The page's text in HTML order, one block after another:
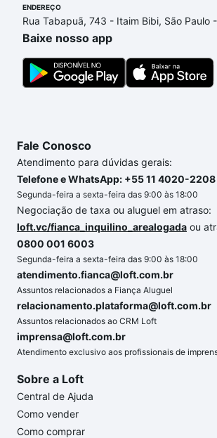
um apartamento
o imóvel dos seus sonhos com
conforto. Loft, com você até as
ENDEREÇO
Rua Tabapuã, 743 - Itaim Bibi, São Paulo
Baixe nosso app
Fale Conosco
Atendimento para dúvidas gerais:
Telefone e WhatsApp: +55 11 4020-2208
Segunda-feira a sexta-feira das 9:00 às 18:00
Negociação de taxa ou aluguel em atraso:
loft.vc/fianca_inquilino_arealogada ou
0800 001 6003
Segunda-feira a sexta-feira das 9:00 às 18:00
atendimento.fianca@loft.com.br
Assuntos relacionados a Fiança Aluguel
relacionamento.plataforma@loft.com.br
Assuntos relacionados ao CRM Loft
imprensa@loft.com.br
Atendimento exclusivo aos profissionais de
Sobre a Loft
Central de Ajuda
Como vender
Como comprar